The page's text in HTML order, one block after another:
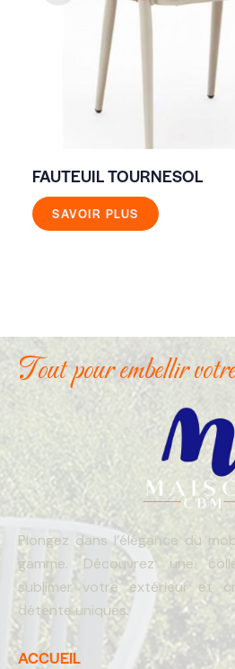
FAUTEUIL TOURNESOL
SAVOIR PLUS
Tout pour embellir
Plongez dans l’élégance du
gamme. Découvrez une
sublimer votre extérieur et
détente uniques.
ACCUEIL